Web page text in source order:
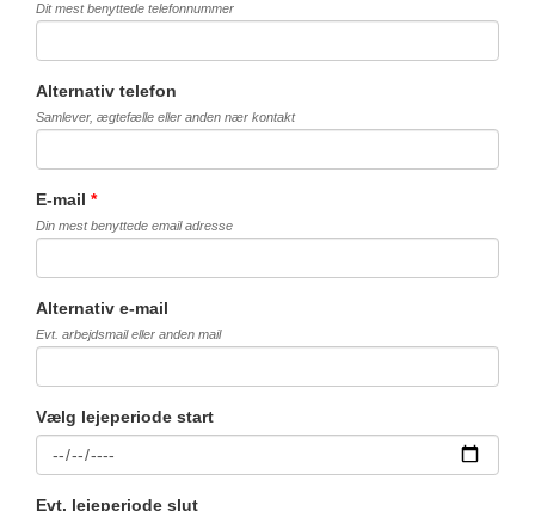
Dit mest benyttede telefonnummer
Alternativ telefon
Samlever, ægtefælle eller anden nær kontakt
E-mail *
Din mest benyttede email adresse
Alternativ e-mail
Evt. arbejdsmail eller anden mail
Vælg lejeperiode start
Evt. lejeperiode slut